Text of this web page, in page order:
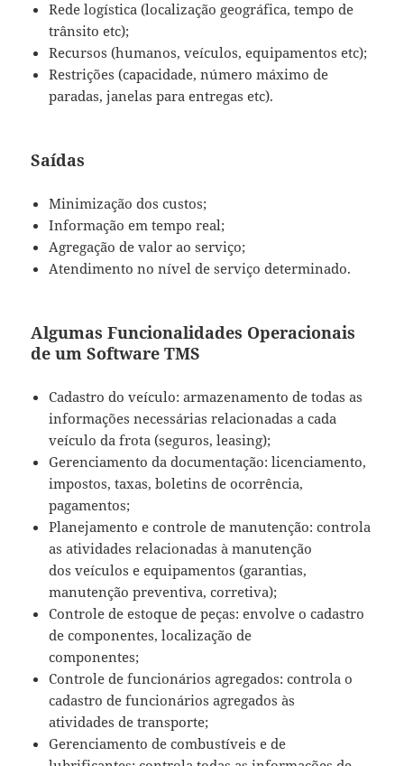
Rede logística (localização geográfica, tempo de
trânsito etc);
Recursos (humanos, veículos, equipamentos etc);
Restrições (capacidade, número máximo de
paradas, janelas para entregas etc).
Saídas
Minimização dos custos;
Informação em tempo real;
Agregação de valor ao serviço;
Atendimento no nível de serviço determinado.
Algumas Funcionalidades Operacionais
de um Software TMS
Cadastro do veículo: armazenamento de todas as
informações necessárias relacionadas a cada
veículo da frota (seguros, leasing);
Gerenciamento da documentação: licenciamento,
impostos, taxas, boletins de ocorrência,
pagamentos;
Planejamento e controle de manutenção: controla
as atividades relacionadas à manutenção
dos veículos e equipamentos (garantias,
manutenção preventiva, corretiva);
Controle de estoque de peças: envolve o cadastro
de componentes, localização de
componentes;
Controle de funcionários agregados: controla o
cadastro de funcionários agregados às
atividades de transporte;
Gerenciamento de combustíveis e de